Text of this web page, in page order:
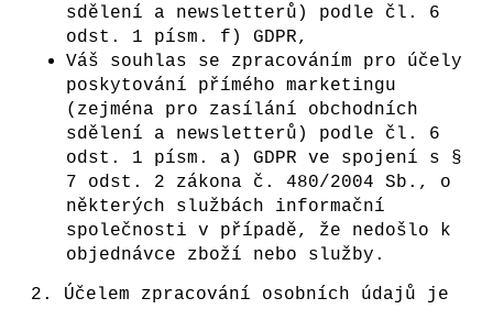
sdělení a newsletterů) podle čl. 6
odst. 1 písm. f) GDPR,
Váš souhlas se zpracováním pro účely
poskytování přímého marketingu
(zejména pro zasílání obchodních
sdělení a newsletterů) podle čl. 6
odst. 1 písm. a) GDPR ve spojení s §
7 odst. 2 zákona č. 480/2004 Sb., o
některých službách informační
společnosti v případě, že nedošlo k
objednávce zboží nebo služby.
2. Účelem zpracování osobních údajů je